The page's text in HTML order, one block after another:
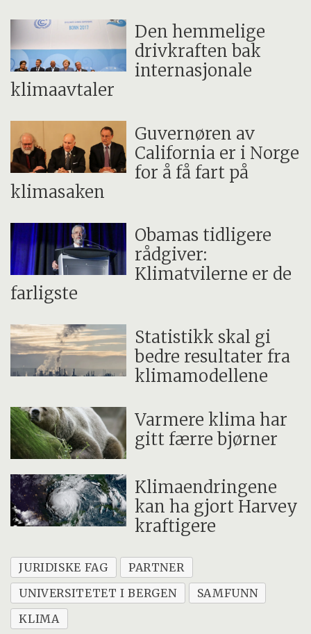
Den hemmelige
drivkraften bak
internasjonale
klimaavtaler
Guvernøren av
California er i Norge
for å få fart på
klimasaken
Obamas tidligere
rådgiver:
Klimatvilerne er de
farligste
Statistikk skal gi
bedre resultater fra
klimamodellene
Varmere klima har
gitt færre bjørner
Klimaendringene
kan ha gjort Harvey
kraftigere
JURIDISKE FAG
PARTNER
UNIVERSITETET I BERGEN
SAMFUNN
KLIMA